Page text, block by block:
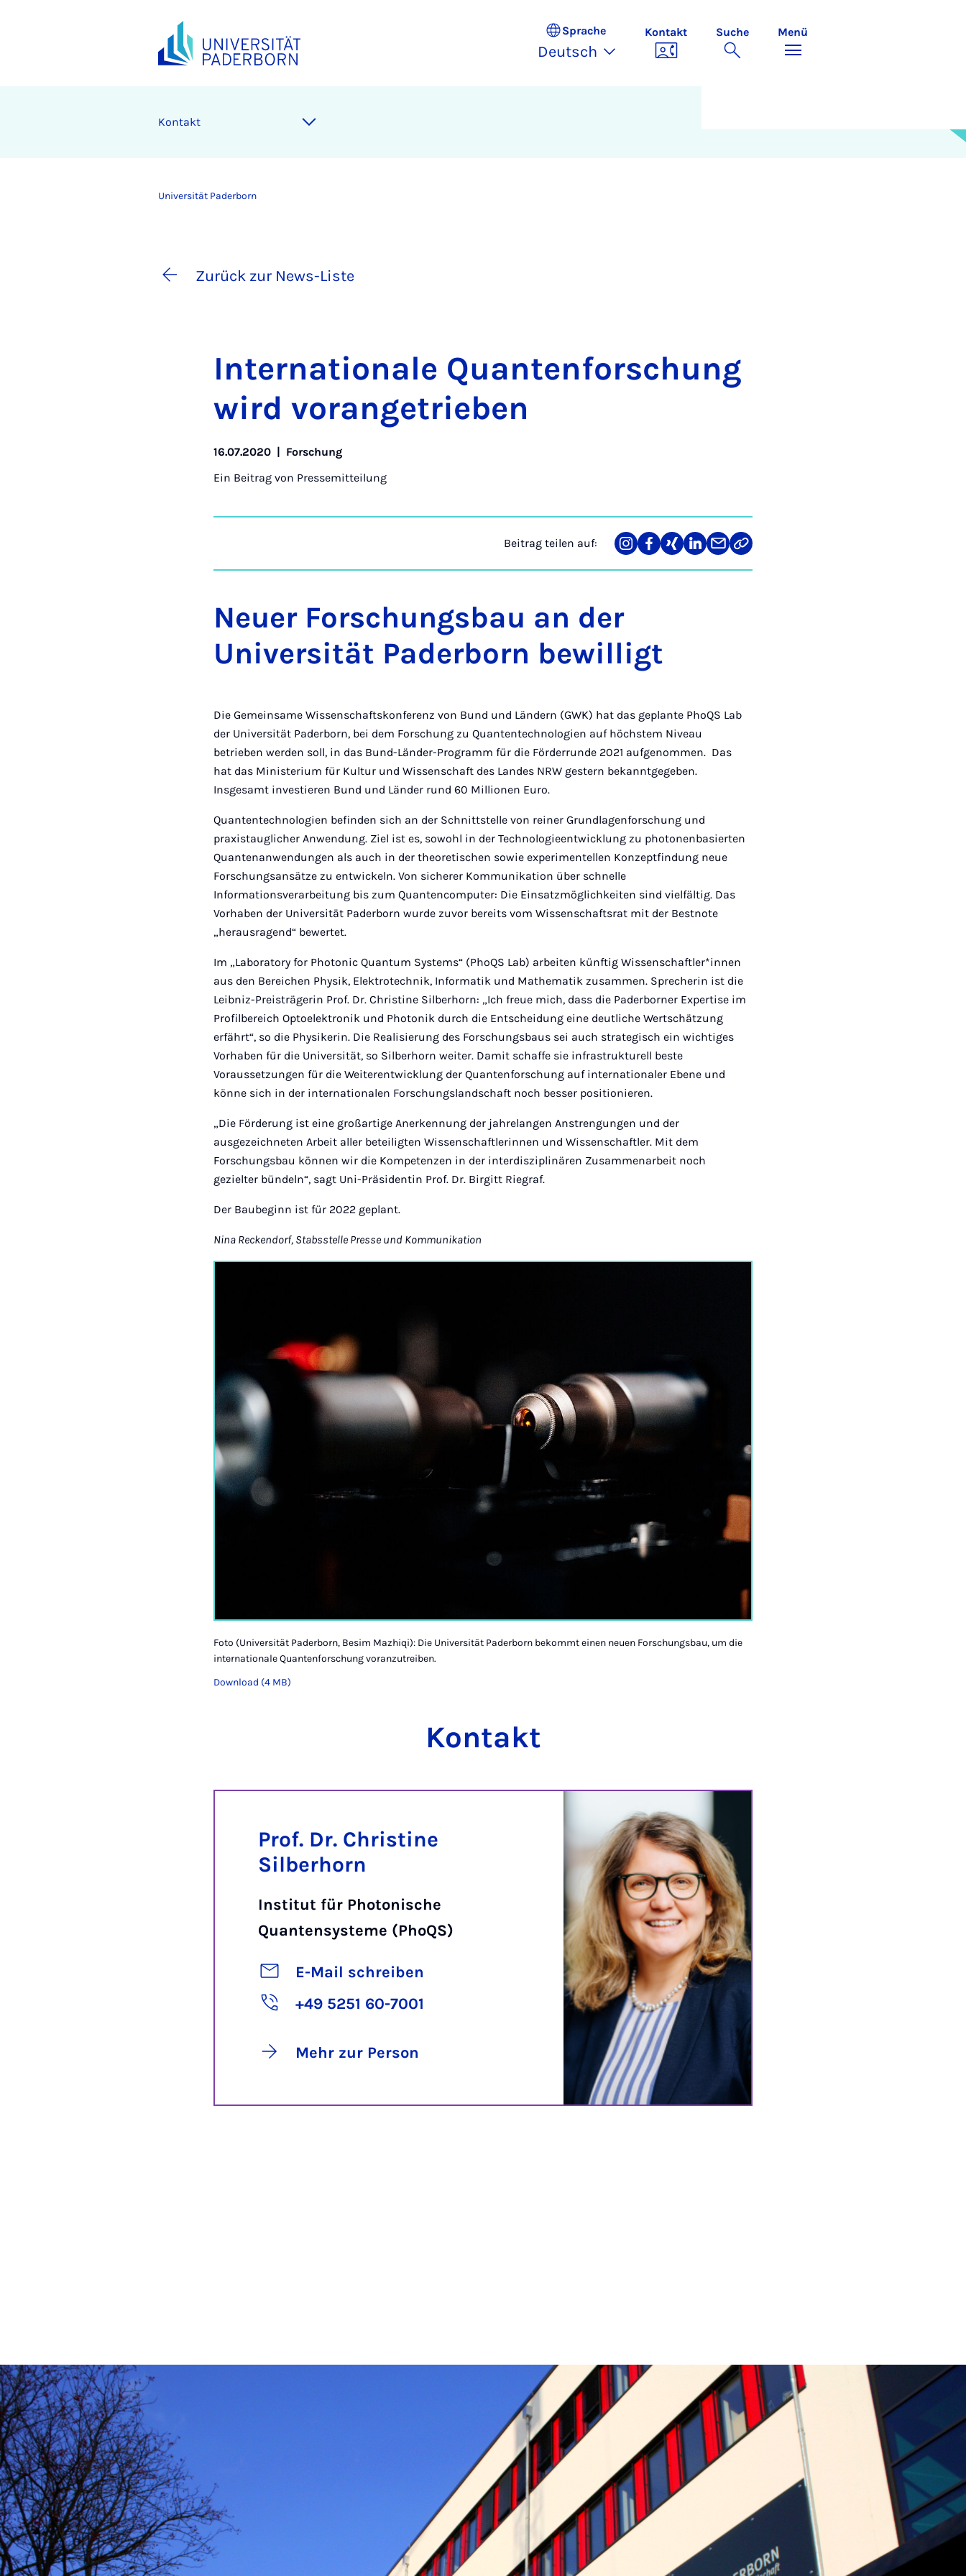
Sprache
Deutsch
Kontakt Suche Menü
Kontakt
Universität Paderborn
Zurück zur News-Liste
In­ter­na­ti­o­na­le Quan­ten­for­schung
wird vor­an­ge­trie­ben
16.07.2020 | Forschung
Ein Beitrag von Pressemitteilung
Beitrag teilen auf:
Teilen
auf
Teilen
auf
Teilen
auf
Teilen
auf
Teilen
über
Link
kopieren
Neuer Forschungsbau an der
Universität Paderborn bewilligt
Die Gemeinsame Wissenschaftskonferenz von Bund und Ländern (GWK) hat das geplante PhoQS Lab
der Universität Paderborn, bei dem Forschung zu Quantentechnologien auf höchstem Niveau
betrieben werden soll, in das Bund-Länder-Programm für die Förderrunde 2021 aufgenommen. Das
hat das Ministerium für Kultur und Wissenschaft des Landes NRW gestern bekanntgegeben.
Insgesamt investieren Bund und Länder rund 60 Millionen Euro.
Quantentechnologien befinden sich an der Schnittstelle von reiner Grundlagenforschung und
praxistauglicher Anwendung. Ziel ist es, sowohl in der Technologieentwicklung zu photonenbasierten
Quantenanwendungen als auch in der theoretischen sowie experimentellen Konzeptfindung neue
Forschungsansätze zu entwickeln. Von sicherer Kommunikation über schnelle
Informationsverarbeitung bis zum Quantencomputer: Die Einsatzmöglichkeiten sind vielfältig. Das
Vorhaben der Universität Paderborn wurde zuvor bereits vom Wissenschaftsrat mit der Bestnote
„herausragend“ bewertet.
Im „Laboratory for Photonic Quantum Systems“ (PhoQS Lab) arbeiten künftig Wissenschaftler*innen
aus den Bereichen Physik, Elektrotechnik, Informatik und Mathematik zusammen. Sprecherin ist die
Leibniz-Preisträgerin Prof. Dr. Christine Silberhorn: „Ich freue mich, dass die Paderborner Expertise im
Profilbereich Optoelektronik und Photonik durch die Entscheidung eine deutliche Wertschätzung
erfährt“, so die Physikerin. Die Realisierung des Forschungsbaus sei auch strategisch ein wichtiges
Vorhaben für die Universität, so Silberhorn weiter. Damit schaffe sie infrastrukturell beste
Voraussetzungen für die Weiterentwicklung der Quantenforschung auf internationaler Ebene und
könne sich in der internationalen Forschungslandschaft noch besser positionieren.
„Die Förderung ist eine großartige Anerkennung der jahrelangen Anstrengungen und der
ausgezeichneten Arbeit aller beteiligten Wissenschaftlerinnen und Wissenschaftler. Mit dem
Forschungsbau können wir die Kompetenzen in der interdisziplinären Zusammenarbeit noch
gezielter bündeln“, sagt Uni-Präsidentin Prof. Dr. Birgitt Riegraf.
Der Baubeginn ist für 2022 geplant.
Nina Reckendorf, Stabsstelle Presse und Kommunikation
Foto (Universität Paderborn, Besim Mazhiqi): Die Universität Paderborn bekommt einen neuen Forschungsbau, um die
internationale Quantenforschung voranzutreiben.
Download (4 MB)
Kontakt
Prof. Dr. Christine
Silberhorn
Institut für Photonische
Quantensysteme (PhoQS)
E-Mail schreiben
+49 5251 60-7001
Mehr zur Person